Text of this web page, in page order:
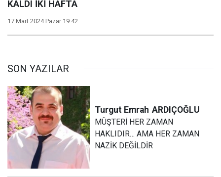
KALDI İKİ HAFTA
17 Mart 2024 Pazar 19:42
SON YAZILAR
Turgut Emrah ARDIÇOĞLU
MÜŞTERİ HER ZAMAN
HAKLIDIR… AMA HER ZAMAN
NAZİK DEĞİLDİR